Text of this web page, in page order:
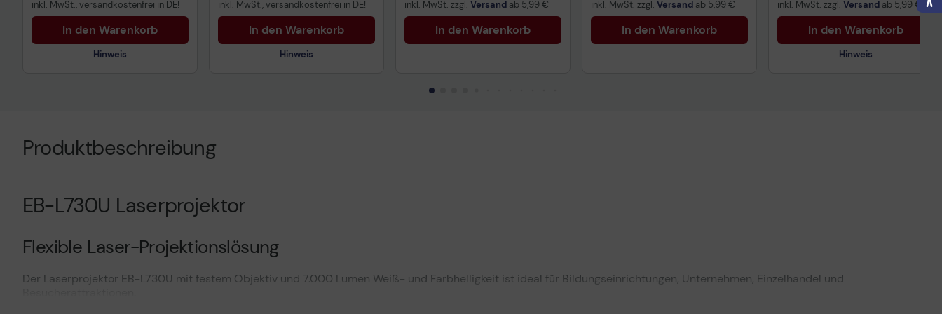
Datenverordnung
inkl. MwSt., versandkostenfrei in DE!
In den Warenkorb
Hinweis
inkl. MwSt., versandkostenfrei in DE!
In den Warenkorb
Hinweis
inkl. MwSt. zzgl. Versand ab 5,99 €
In den Warenkorb
inkl. MwSt. zzgl. Versand ab 5,99 €
In den Warenkorb
inkl. MwSt. zzgl. Versand ab 5,99 €
In den Warenkorb
Hinweis
Produktbeschreibung
EB-L730U Laserprojektor
Flexible Laser-Projektionslösung
Der Laserprojektor EB-L730U mit festem Objektiv und 7.000 Lumen Weiß- und Farbhelligkeit ist ideal für Bildungseinrichtungen, Unternehmen, Einzelhandel und